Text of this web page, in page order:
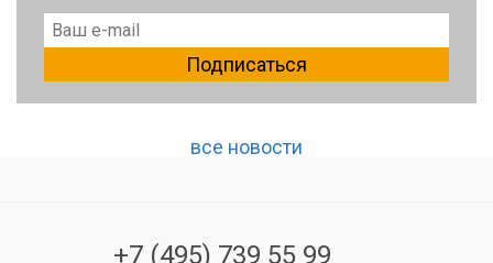
Подписаться
все новости
+7 (495) 739 55 99